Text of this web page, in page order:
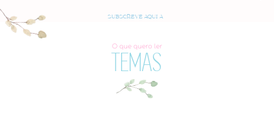
SUBSCREVE AQUI A
O que quero ler
TEMAS